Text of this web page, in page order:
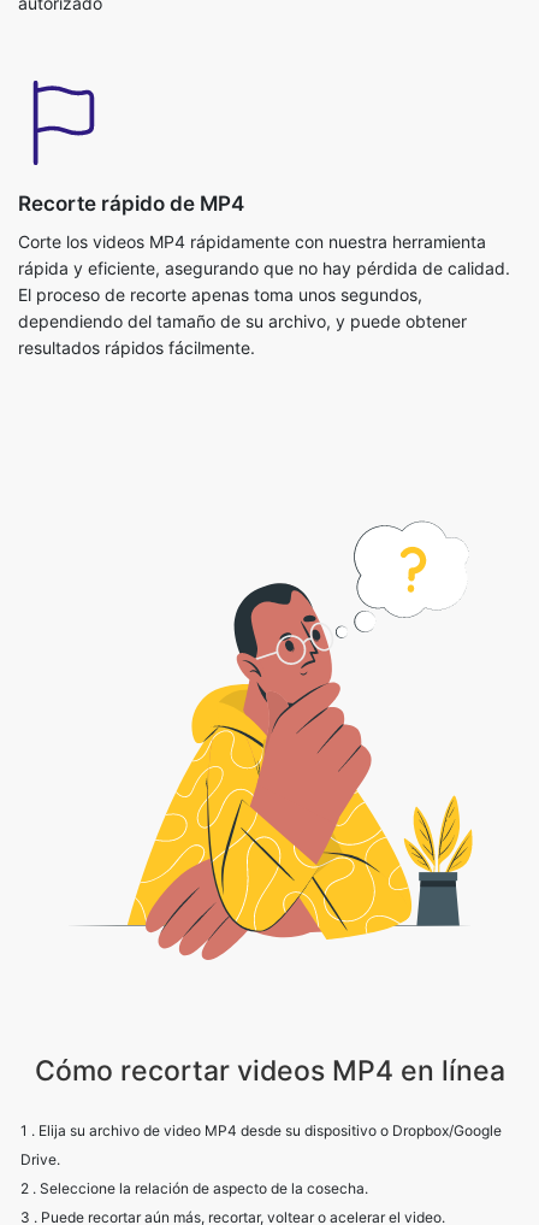
Recorte rápido de MP4
Corte los videos MP4 rápidamente con nuestra herramienta
rápida y eficiente, asegurando que no hay pérdida de calidad.
dependiendo del tamaño de su archivo, y puede obtener
resultados rápidos fácilmente.
Cómo recortar videos MP4 en línea
2 . Seleccione la relación de aspecto de la cosecha.
4 . Puede elegir la resolución deseada del video.
5 . Vista previa del video editado.
6 . Haga clic en Guardar para descargar su archivo MP4 recortado.